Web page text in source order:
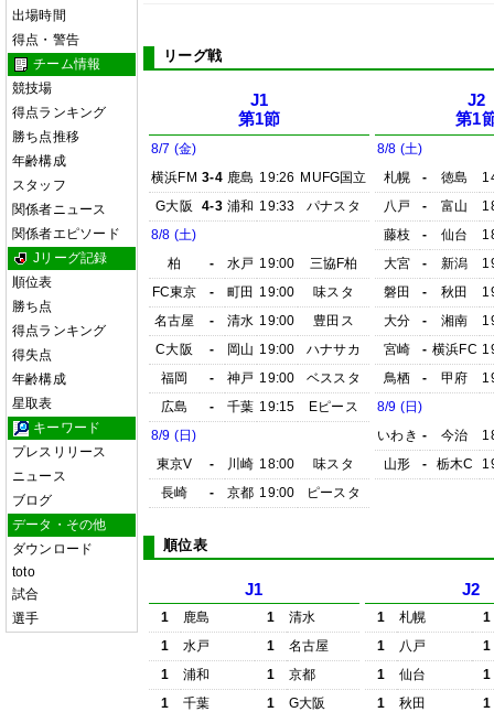
出場時間
得点・警告
チーム情報
競技場
得点ランキング
勝ち点推移
年齢構成
スタッフ
関係者ニュース
関係者エピソード
Jリーグ記録
順位表
勝ち点
得点ランキング
得失点
年齢構成
星取表
キーワード
プレスリリース
ニュース
ブログ
データ・その他
ダウンロード
toto
試合
選手
リーグ戦
J1
第1節
8/7 (金)
横浜FM 3-4 鹿島 19:26 MUFG国立
G大阪
4-3 浦和 19:33
パナスタ
8/8 (土)
柏
- 水戸 19:00
三協F柏
FC東京
- 町田 19:00
味スタ
名古屋
- 清水 19:00
豊田ス
C大阪
- 岡山 19:00
ハナサカ
福岡
- 神戸 19:00
ベススタ
広島
- 千葉 19:15
Eピース
8/9 (日)
東京V
- 川崎 18:00
味スタ
長崎
- 京都 19:00 ピースタ
J2
第1
8/8 (土)
札幌
- 徳島
八戸
- 富山
藤枝
- 仙台
大宮
- 新潟
磐田
- 秋田
大分
- 湘南
宮崎
- 横浜FC
鳥栖
- 甲府
8/9 (日)
いわき - 今治
山形
- 栃木C
順位表
J1
1 鹿島 1
清水
1
水戸 1
名古屋
1
浦和 1
京都
1
千葉 1
G大阪
J2
1 札幌
1
1
八戸
1
1
仙台
1
1
秋田
1